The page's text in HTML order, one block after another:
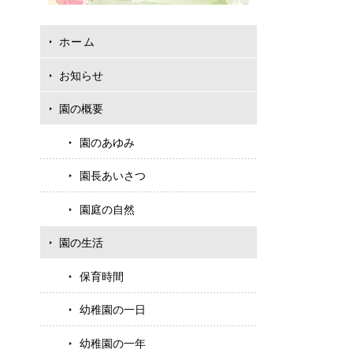
ホーム
お知らせ
園の概要
園のあゆみ
園長あいさつ
園庭の自然
園の生活
保育時間
幼稚園の一日
幼稚園の一年